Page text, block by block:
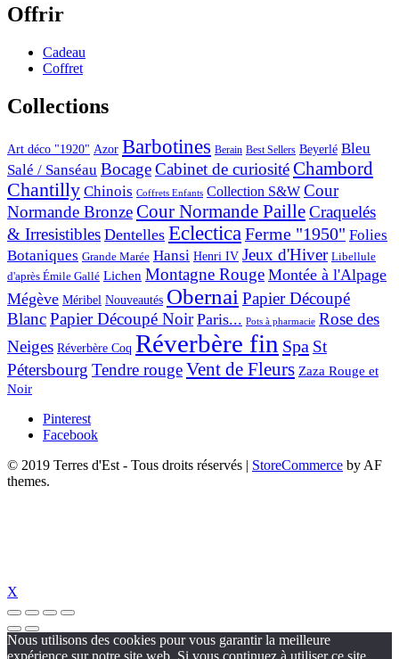
Offrir
Cadeau
Coffret
Collections
Art déco "1920" Azor Barbotines Berain Best Sellers Beyerlé Bleu
Salé / Sanséau BocageCabinet de curiositéChambord
Chantilly Chinois Coffrets Enfants Collection S&W Cour
Normande BronzeCour Normande PailleCraquelés
& Irresistibles Dentelles EclecticaFerme "1950" Folies
Botaniques Grande Marée Hansi Henri IV Jeux d'Hiver Libellule
d'après Émile Gallé Lichen Montagne Rouge Montée à l'Alpage
Mégève Méribel Nouveautés ObernaiPapier Découpé
BlancPapier Découpé Noir Paris... Pots à pharmacie Rose des
Neiges Réverbère Coq Réverbère fin Spa St
Pétersbourg Tendre rougeVent de Fleurs Zaza Rouge et
Noir
Pinterest
Facebook
© 2019 Terres d'Est - Tous droits réservés
StoreCommerce by AF
themes.
X
Nous utilisons des cookies pour vous garantir la meilleure